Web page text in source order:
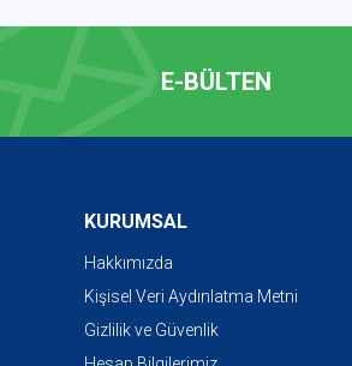
E-BÜLTEN
KURUMSAL
Hakkımızda
Kişisel Veri Aydınlatma Metni
Gizlilik ve Güvenlik